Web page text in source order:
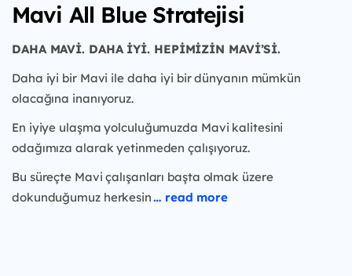
Mavi All Blue Stratejisi
DAHA MAVİ. DAHA İYİ. HEPİMİZİN MAVİ’Sİ.
Daha iyi bir Mavi ile daha iyi bir dünyanın mümkün
olacağına inanıyoruz.
En iyiye ulaşma yolculuğumuzda Mavi kalitesini
odağımıza alarak yetinmeden çalışıyoruz.
Bu süreçte Mavi çalışanları başta olmak üzere
dokunduğumuz herkesin… read more